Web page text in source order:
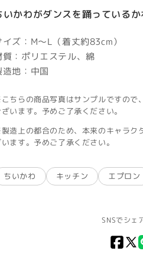
いかわがダンスを踊っているか
イズ：M～L（着丈約83cm）
質：ポリエステル、綿
造地：中国
ちらの商品写真はサンプルですので
ざいます。予めご了承ください。
造上の都合のため、本来のキャラク
います。予めご了承ください。
ちいかわ キッチン エプロン
SNSでシェ